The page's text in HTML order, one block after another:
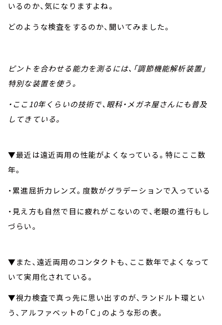
いるのか、気になりますよね。
どのような検査をするのか、聞いてみました。
ピントを合わせる能力を測るには、「調節機能解析装置」
特別な装置を使う。
・ここ10年くらいの技術で、眼科・メガネ屋さんにも普及
してきている。
▼最近は遠近両用の性能がよくなっている。特にここ数
年。
・累進屈折力レンズ。度数がグラデーションで入っている
・見え方も自然で目に疲れがこないので、老眼の進行もし
づらい。
▼また、遠近両用のコンタクトも、ここ数年でよくなって
いて実用化されている。
▼視力検査で真っ先に思い出すのが、ランドルト環とい
う、アルファベットの「Ｃ」のような形の表。